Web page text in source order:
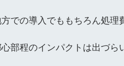
での導入でももちろん処理
部程のインパクトは出づら